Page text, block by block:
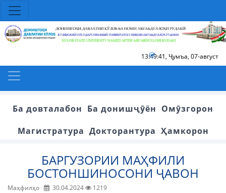
13:49:41, Ҷумъа, 07-август
Ба довталабон Ба донишҷӯён Омӯзгорон
Магистратура Докторантура Ҳамкорон
БАРГУЗОРИИ МАҲФИЛИ
БОСТОНШИНОСОНИ ҶАВОН
Маҳфилҳо 30.04.2024 1219